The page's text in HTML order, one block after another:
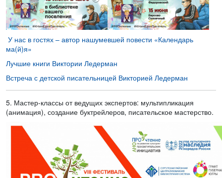
У нас в гостях – автор нашумевшей повести «Календарь
ма(й)я»
Лучшие книги Виктории Ледерман
Встреча с детской писательницей Викторией Ледерман
5. Мастер-классы от ведущих экспертов: мультипликация
(анимация), создание буктрейлеров, писательское мастерство.